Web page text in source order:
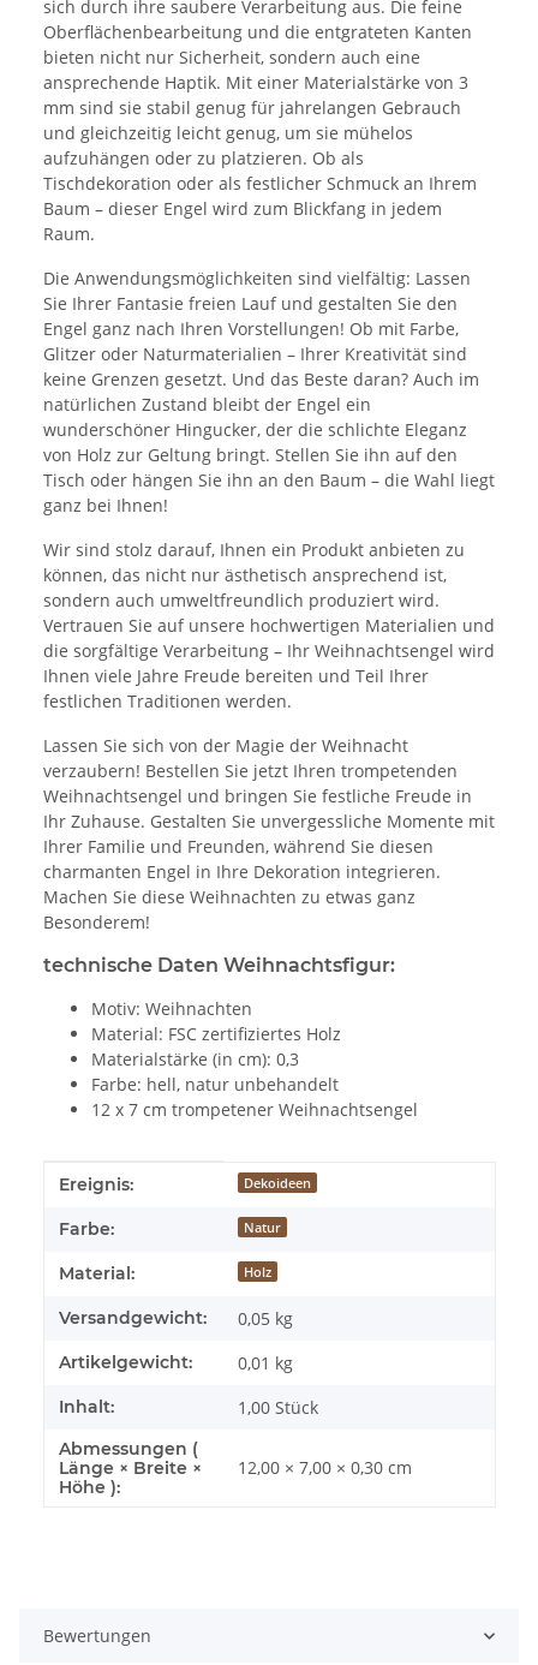
sich durch ihre saubere Verarbeitung aus. Die feine
Oberflächenbearbeitung und die entgrateten Kanten
bieten nicht nur Sicherheit, sondern auch eine
ansprechende Haptik. Mit einer Materialstärke von 3
mm sind sie stabil genug für jahrelangen Gebrauch
und gleichzeitig leicht genug, um sie mühelos
aufzuhängen oder zu platzieren. Ob als
Tischdekoration oder als festlicher Schmuck an Ihrem
Baum – dieser Engel wird zum Blickfang in jedem
Raum.
Die Anwendungsmöglichkeiten sind vielfältig: Lassen
Sie Ihrer Fantasie freien Lauf und gestalten Sie den
Engel ganz nach Ihren Vorstellungen! Ob mit Farbe,
Glitzer oder Naturmaterialien – Ihrer Kreativität sind
keine Grenzen gesetzt. Und das Beste daran? Auch im
natürlichen Zustand bleibt der Engel ein
wunderschöner Hingucker, der die schlichte Eleganz
von Holz zur Geltung bringt. Stellen Sie ihn auf den
Tisch oder hängen Sie ihn an den Baum – die Wahl liegt
ganz bei Ihnen!
Wir sind stolz darauf, Ihnen ein Produkt anbieten zu
können, das nicht nur ästhetisch ansprechend ist,
sondern auch umweltfreundlich produziert wird.
Vertrauen Sie auf unsere hochwertigen Materialien und
die sorgfältige Verarbeitung – Ihr Weihnachtsengel wird
Ihnen viele Jahre Freude bereiten und Teil Ihrer
festlichen Traditionen werden.
Lassen Sie sich von der Magie der Weihnacht
verzaubern! Bestellen Sie jetzt Ihren trompetenden
Weihnachtsengel und bringen Sie festliche Freude in
Ihr Zuhause. Gestalten Sie unvergessliche Momente mit
Ihrer Familie und Freunden, während Sie diesen
charmanten Engel in Ihre Dekoration integrieren.
Machen Sie diese Weihnachten zu etwas ganz
Besonderem!
technische Daten Weihnachtsfigur:
Motiv: Weihnachten
Material: FSC zertifiziertes Holz
Materialstärke (in cm): 0,3
Farbe: hell, natur unbehandelt
12 x 7 cm trompetener Weihnachtsengel
Produkteigenschaft
Wert
Ereignis: Dekoideen
Farbe: Natur
Material: Holz
Versandgewicht: 0,05 kg
Artikelgewicht: 0,01 kg
Inhalt: 1,00 Stück
Abmessungen (
Länge × Breite ×
Höhe ):
12,00 × 7,00 × 0,30 cm
Bewertungen